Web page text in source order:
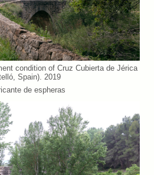
condition of Cruz Cubierta de Jérica
Spain). 2019
de espheras